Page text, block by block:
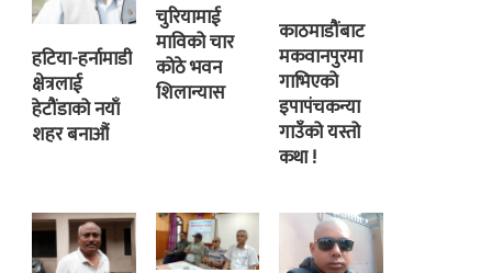
हटिया-हर्नामाडी
क्षेत्रलाई
हेटौंडाको नयाँ
शहर बनाऔं
चुरियामाई
माविको चार
कोठे भवन
शिलान्यास
काठमाडौंबाट
मकवानपुरमा
गाभिएको
इपापंचकन्या
गाउँको यस्तो
कथा !